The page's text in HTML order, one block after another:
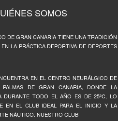
SOMOS
DE GRAN CANARIA TIENE UNA TRADICIÓN
LA PRÁCTICA DEPORTIVA DE DEPORTES
EN EL CENTRO NEURÁLGICO DE
DE GRAN CANARIA, DONDE LA
DURANTE TODO EL AÑO ES DE 25ºC, LO
EN EL CLUB IDEAL PARA EL INICIO Y LA
NÁUTICO. NUESTRO CLUB